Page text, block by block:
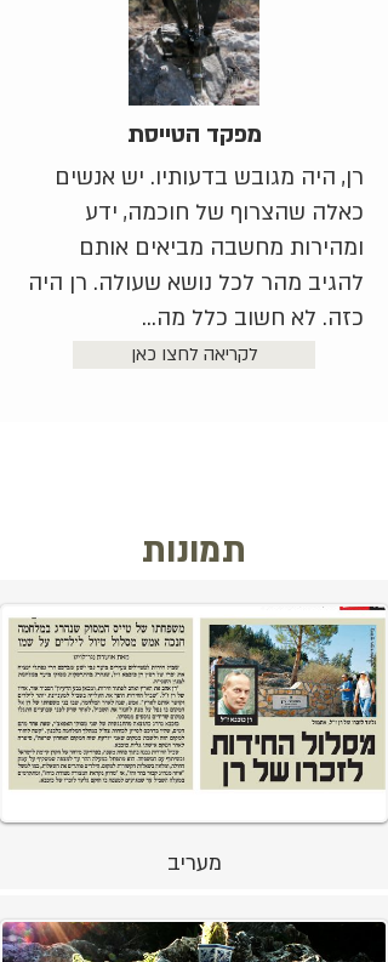
מפקד הטייסת
רן, היה מגובש בדעותיו. יש אנשים
כאלה שהצרוף של חוכמה, ידע
ומהירות מחשבה מביאים אותם
להגיב מהר לכל נושא שעולה. רן היה
כזה. לא חשוב כלל מה...
לקריאה לחצו כאן
תמונות
מעריב